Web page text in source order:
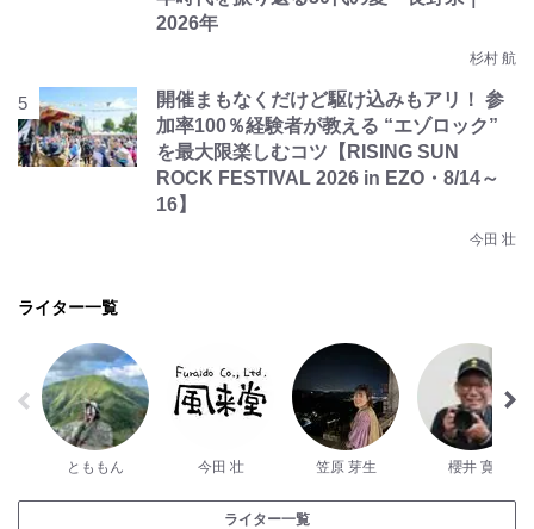
2026年
杉村 航
開催まもなくだけど駆け込みもアリ！ 参
加率100％経験者が教える “エゾロック”
を最大限楽しむコツ【RISING SUN
ROCK FESTIVAL 2026 in EZO・8/14～
16】
今田 壮
ライター一覧
とももん 今田 壮 笠原 芽生 櫻井 寛
ライター一覧